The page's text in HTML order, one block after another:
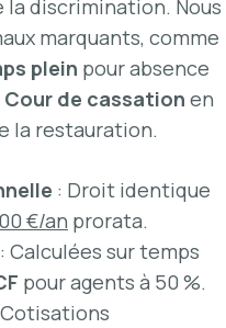
discrimination. Nous
marquants, comme
plein pour absence
Cour de cassation en
la restauration.
: Droit identique
€/an prorata.
: Calculées sur temps
pour agents à 50 %.